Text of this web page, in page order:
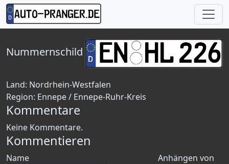
Nummernschild
Land: Nordrhein-Westfalen
Region: Ennepe / Ennepe-Ruhr-Kreis
Kommentare
Keine Kommentare.
Kommentieren
Anhängen von
Name